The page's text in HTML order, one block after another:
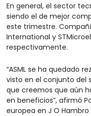
En general, el sector
siendo el de mejor
este trimestre.
International y
respectivamente.
“ASML se ha quedado
visto en el conjunto del
que creemos que aún
en beneficios”, afirmó
europea en J O